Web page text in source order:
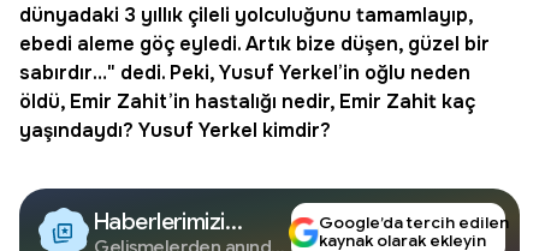
dünyadaki 3 yıllık çileli yolculuğunu tamamlayıp,
ebedi aleme göç eyledi. Artık bize düşen, güzel bir
sabırdır…" dedi. Peki, Yusuf Yerkel’in oğlu neden
öldü, Emir Zahit’in hastalığı nedir, Emir Zahit kaç
yaşındaydı? Yusuf Yerkel kimdir?
Haberlerimizi
Google’da tercih edilen
kaynak olarak ekleyin